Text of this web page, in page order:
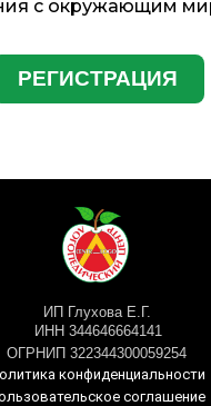
РЕГИСТРАЦИЯ
с окружающим
ИП Глухова Е.Г.
конфиденциальности
соглашение
ИНН 344646664141
ОГРНИП 322344300059254